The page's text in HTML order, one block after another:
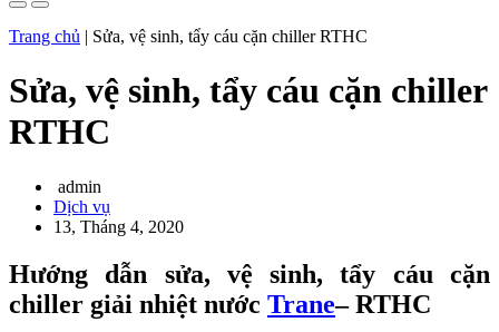
Trang chủ | Sửa, vệ sinh, tẩy cáu cặn chiller RTHC
Sửa, vệ sinh, tẩy cáu cặn chiller
RTHC
admin
Dịch vụ
13, Tháng 4, 2020
Hướng dẫn sửa, vệ sinh, tẩy cáu cặn
chiller giải nhiệt nước Trane– RTHC